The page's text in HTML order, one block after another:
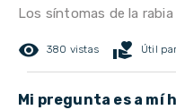
Los síntomas de la rabia
remove_red_eye 380 vistas volunteer_activism Útil
Mi pregunta es a mí